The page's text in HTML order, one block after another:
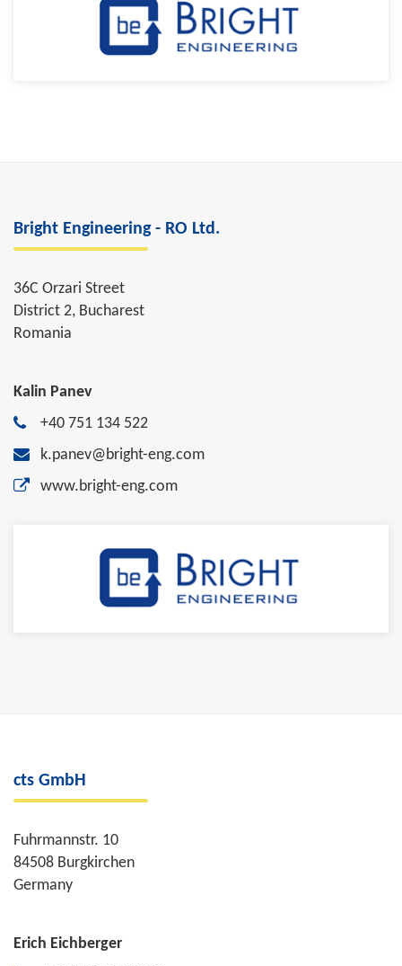
Bright Engineering - RO Ltd.
36C Orzari Street
District 2, Bucharest
Romania
Kalin Panev
+40 751 134 522
k.panev@bright-eng.com
www.bright-eng.com
cts GmbH
Fuhrmannstr. 10
84508 Burgkirchen
Germany
Erich Eichberger